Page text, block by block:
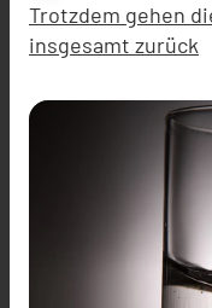
Trotzdem gehen
insgesamt zurück